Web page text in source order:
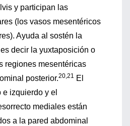
y participan las
(los vasos mesentéricos
Ayuda al sostén la
decir la yuxtaposición o
regiones mesentéricas
posterior.20,21 El
izquierdo y el
mediales están
a la pared abdominal